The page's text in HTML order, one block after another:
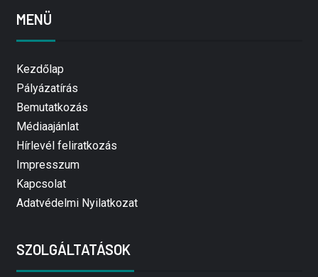
MENÜ
Kezdőlap
Pályázatírás
Bemutatkozás
Médiaajánlat
Hírlevél feliratkozás
Impresszum
Kapcsolat
Adatvédelmi Nyilatkozat
SZOLGÁLTATÁSOK